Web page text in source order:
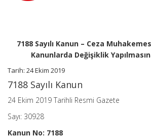
7188 Sayılı Kanun – Ceza
Kanunlarda Değişiklik
Tarih: 24 Ekim 2019
7188 Sayılı Kanun
24 Ekim 2019 Tarihli Resmi Gazete
Sayı: 30928
Kanun No: 7188